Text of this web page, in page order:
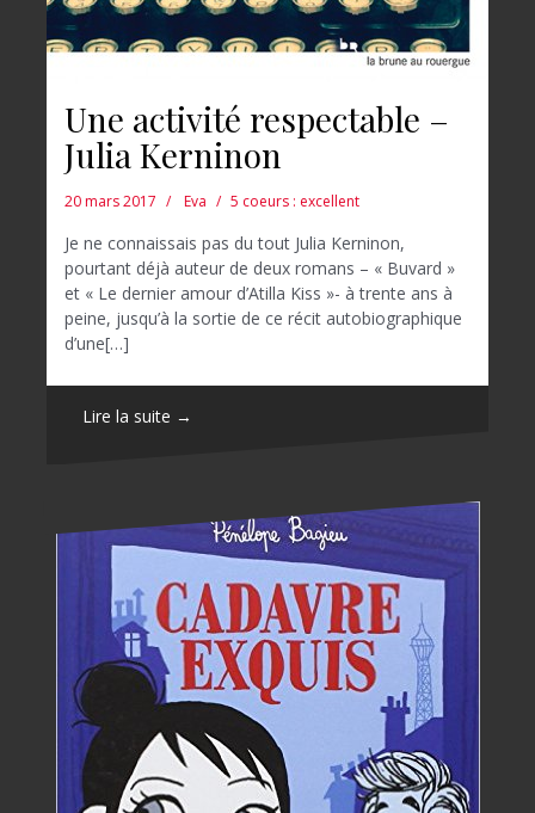
Une activité respectable –
Julia Kerninon
20 mars 2017 Eva 5 coeurs : excellent
Je ne connaissais pas du tout Julia Kerninon,
pourtant déjà auteur de deux romans – « Buvard »
et « Le dernier amour d’Atilla Kiss »- à trente ans à
peine, jusqu’à la sortie de ce récit autobiographique
d’une[…]
Lire la suite →